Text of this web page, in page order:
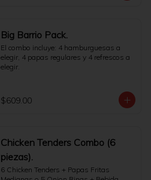
Big Barrio Pack.
El combo incluye: 4 hamburguesas a
elegir, 4 papas regulares y 4 refrescos a
elegir.
$609.00
Chicken Tenders Combo (6
piezas).
6 Chicken Tenders + Papas Fritas